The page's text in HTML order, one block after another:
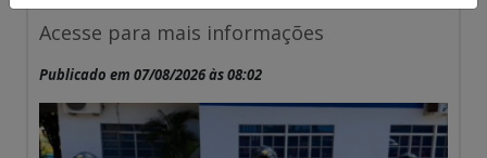
Acesse para mais informações
Publicado em 07/08/2026 às 08:02